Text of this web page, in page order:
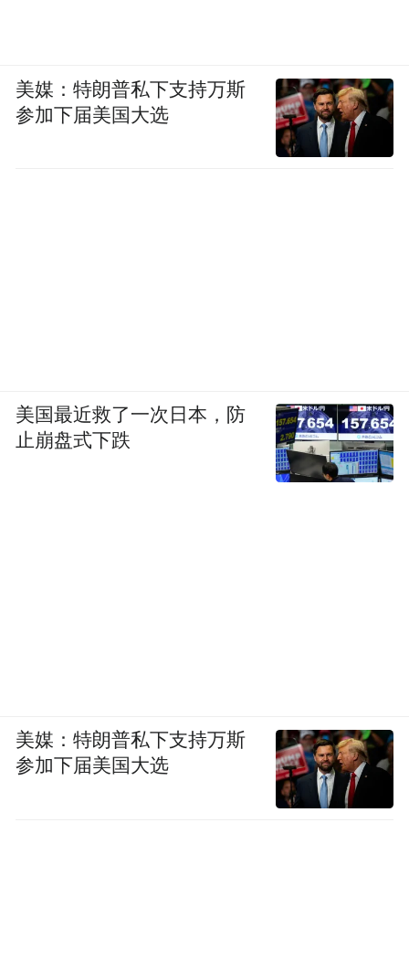
美媒：特朗普私下支持万斯
参加下届美国大选
美国最近救了一次日本，防
止崩盘式下跌
美媒：特朗普私下支持万斯
参加下届美国大选